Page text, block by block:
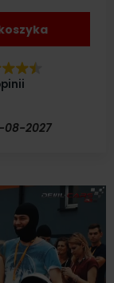
do koszyka
08-2027